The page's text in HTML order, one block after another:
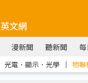
英文網
漫新聞 聽新聞
光電．顯示．光學 ｜ 物聯